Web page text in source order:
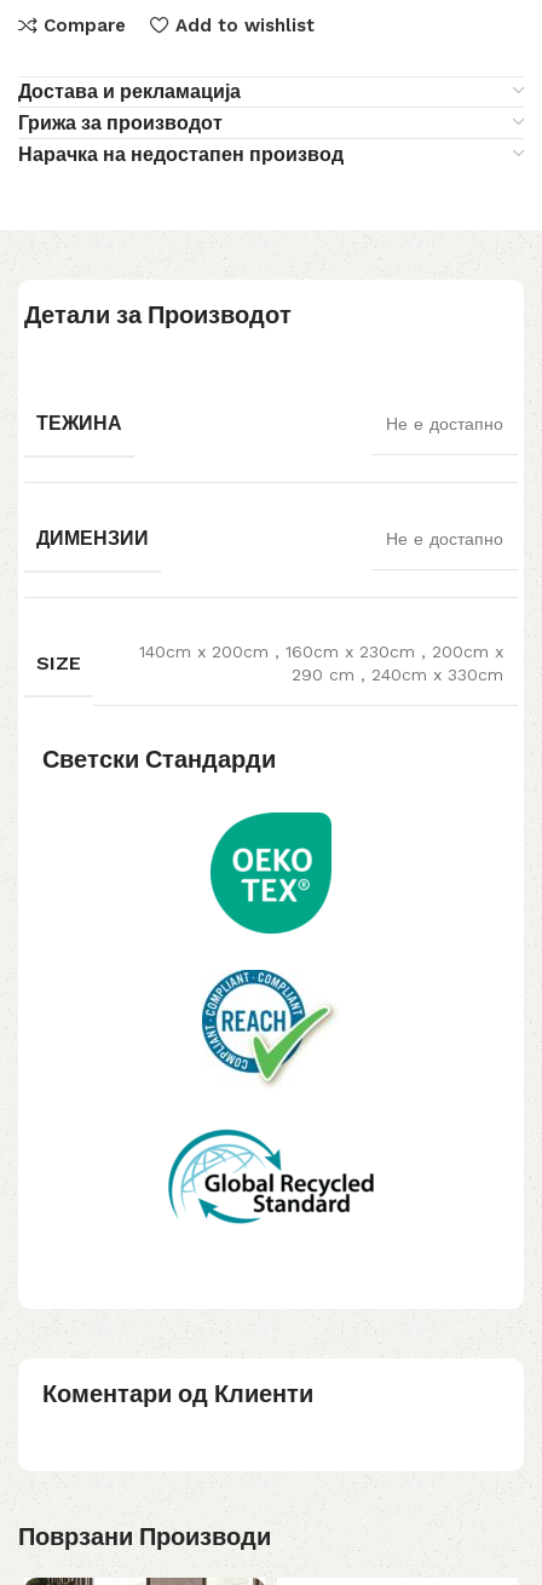
Compare Add to wishlist
Достава и рекламација
Грижа за производот
Нарачка на недостапен производ
Детали за Производот
ТЕЖИНА Не е достапно
ДИМЕНЗИИ Не е достапно
SIZE 140cm x 200cm , 160cm x 230cm , 200cm x
290 cm , 240cm x 330cm
Светски Стандарди
Коментари од Клиенти
Поврзани Производи